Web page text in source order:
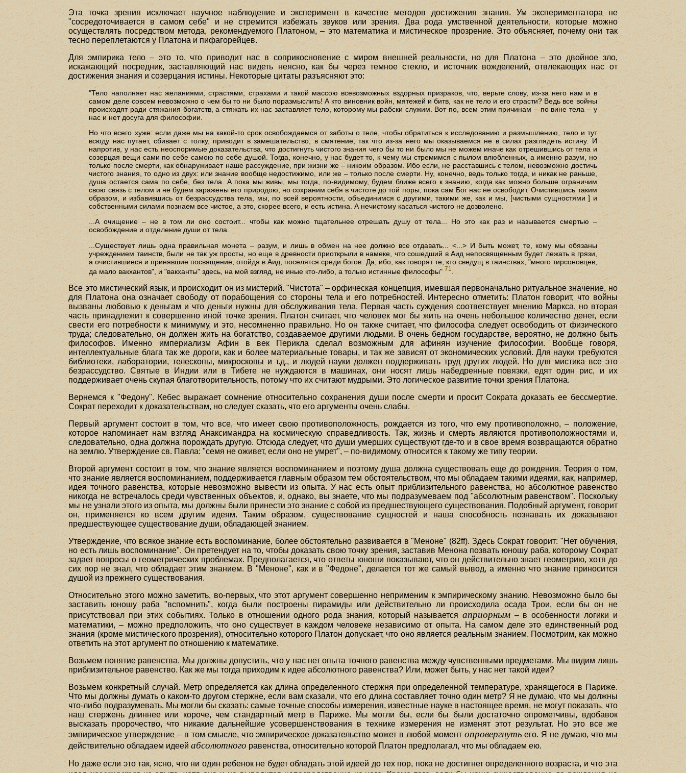
Эта точка зрения исключает научное наблюдение и эксперимент в качестве методов достижения знания. Ум экспериментатора не
"сосредоточивается в самом себе" и не стремится избежать звуков или зрения. Два рода умственной деятельности, которые можно
осуществлять посредством метода, рекомендуемого Платоном, – это математика и мистическое прозрение. Это объясняет, почему они так
тесно переплетаются у Платона и пифагорейцев.
Для эмпирика тело – это то, что приводит нас в соприкосновение с миром внешней реальности, но для Платона – это двойное зло,
искажающий посредник, заставляющий нас видеть неясно, как бы через темное стекло, и источник вожделений, отвлекающих нас от
достижения знания и созерцания истины. Некоторые цитаты разъясняют это:
"Тело наполняет нас желаниями, страстями, страхами и такой массою всевозможных вздорных призраков, что, верьте слову, из-за него нам и в
самом деле совсем невозможно о чем бы то ни было поразмыслить! А кто виновник войн, мятежей и битв, как не тело и его страсти? Ведь все войны
происходят ради стяжания богатств, а стяжать их нас заставляет тело, которому мы рабски служим. Вот по, всем этим причинам – по вине тела – у
нас и нет досуга для философии.
Но что всего хуже: если даже мы на какой-то срок освобождаемся от заботы о теле, чтобы обратиться к исследованию и размышлению, тело и тут
всюду нас путает, сбивает с толку, приводит в замешательство, в смятение, так что из-за него мы оказываемся не в силах разглядеть истину. И
напротив, у нас есть неоспоримые доказательства, что достигнуть чистого знания чего бы то ни было мы не можем иначе как отрешившись от тела и
созерцая вещи сами по себе самою по себе душой. Тогда, конечно, у нас будет то, к чему мы стремимся с пылом влюбленных, а именно разум, но
только после смерти, как обнаруживает наше рассуждение, при жизни же – никоим образом. Ибо если, не расставшись с телом, невозможно достичь
чистого знания, то одно из двух: или знание вообще недостижимо, или же – только после смерти. Ну, конечно, ведь только тогда, и никак не раньше,
душа остается сама по себе, без тела. А пока мы живы, мы тогда, по-видимому, будем ближе всего к знанию, когда как можно больше ограничим
свою связь с телом и не будем заражены его природою, но сохраним себя в чистоте до той поры, пока сам Бог нас не освободит. Очистившись таким
образом, и избавившись от безрассудства тела, мы, по всей вероятности, объединимся с другими, такими же, как и мы, [чистыми сущностями ] и
собственными силами познаем все чистое, а это, скорее всего, и есть истина. А нечистому касаться чистого не дозволено.
...А очищение – не в том ли оно состоит... чтобы как можно тщательнее отрешать душу от тела... Но это как раз и называется смертью –
освобождение и отделение души от тела.
...Существует лишь одна правильная монета – разум, и лишь в обмен на нее должно все отдавать... <...> И быть может, те, кому мы обязаны
учреждением таинств, были не так уж просты, но еще в древности приоткрыли в намеке, что сошедший в Аид непосвященным будет лежать в грязи,
а очистившиеся и принявшие посвящение, отойдя в Аид, поселятся среди богов. Да, ибо, как говорят те, кто сведущ в таинствах, "много тирсоновцев,
да мало вакхантов", и "вакханты" здесь, на мой взгляд, не иные кто-либо, а только истинные философы"71 .
Все это мистический язык, и происходит он из мистерий. "Чистота" – орфическая концепция, имевшая первоначально ритуальное значение, но
для Платона она означает свободу от порабощения со стороны тела и его потребностей. Интересно отметить: Платон говорит, что войны
вызваны любовью к деньгам и что деньги нужны для обслуживания тела. Первая часть суждения соответствует мнению Маркса, но вторая
часть принадлежит к совершенно иной точке зрения. Платон считает, что человек мог бы жить на очень небольшое количество денег, если
свести его потребности к минимуму, и это, несомненно правильно. Но он также считает, что философа следует освободить от физического
труда; следовательно, он должен жить на богатство, создаваемое другими людьми. В очень бедном государстве, вероятно, не должно быть
философов. Именно империализм Афин в век Перикла сделал возможным для афинян изучение философии. Вообще говоря,
интеллектуальные блага так же дороги, как и более материальные товары, и так же зависят от экономических условий. Для науки требуются
библиотеки, лаборатории, телескопы, микроскопы и т.д., и людей науки должен поддерживать труд других людей. Но для мистика все это
безрассудство. Святые в Индии или в Тибете не нуждаются в машинах, они носят лишь набедренные повязки, едят один рис, и их
поддерживает очень скупая благотворительность, потому что их считают мудрыми. Это логическое развитие точки зрения Платона.
Вернемся к "Федону". Кебес выражает сомнение относительно сохранения души после смерти и просит Сократа доказать ее бессмертие.
Сократ переходит к доказательствам, но следует сказать, что его аргументы очень слабы.
Первый аргумент состоит в том, что все, что имеет свою противоположность, рождается из того, что ему противоположно, – положение,
которое напоминает нам взгляд Анаксимандра на космическую справедливость. Так, жизнь и смерть являются противоположностями и,
следовательно, одна должна порождать другую. Отсюда следует, что души умерших существуют где-то и в свое время возвращаются обратно
на землю. Утверждение св. Павла: "семя не оживет, если оно не умрет", – по-видимому, относится к такому же типу теории.
Второй аргумент состоит в том, что знание является воспоминанием и поэтому душа должна существовать еще до рождения. Теория о том,
что знание является воспоминанием, поддерживается главным образом тем обстоятельством, что мы обладаем такими идеями, как, например,
идея точного равенства, которые невозможно вывести из опыта. У нас есть опыт приблизительного равенства, но абсолютное равенство
никогда не встречалось среди чувственных объектов, и, однако, вы знаете, что мы подразумеваем под "абсолютным равенством". Поскольку
мы не узнали этого из опыта, мы должны были принести это знание с собой из предшествующего существования. Подобный аргумент, говорит
он, применяется ко всем другим идеям. Таким образом, существование сущностей и наша способность познавать их доказывают
предшествующее существование души, обладающей знанием.
Утверждение, что всякое знание есть воспоминание, более обстоятельно развивается в "Меноне" (82ff). Здесь Сократ говорит: "Нет обучения,
но есть лишь воспоминание". Он претендует на то, чтобы доказать свою точку зрения, заставив Менона позвать юношу раба, которому Сократ
задает вопросы о геометрических проблемах. Предполагается, что ответы юноши показывают, что он действительно знает геометрию, хотя до
сих пор не знал, что обладает этим знанием. В "Меноне", как и в "Федоне", делается тот же самый вывод, а именно что знание приносится
душой из прежнего существования.
Относительно этого можно заметить, во-первых, что этот аргумент совершенно неприменим к эмпирическому знанию. Невозможно было бы
заставить юношу раба "вспомнить", когда были построены пирамиды или действительно ли происходила осада Трои, если бы он не
присутствовал при этих событиях. Только в отношении одного рода знания, который называетсяаприорным – в особенности логики и
математики, – можно предположить, что оно существует в каждом человеке независимо от опыта. На самом деле это единственный род
знания (кроме мистического прозрения), относительно которого Платон допускает, что оно является реальным знанием. Посмотрим, как можно
ответить на этот аргумент по отношению к математике.
Возьмем понятие равенства. Мы должны допустить, что у нас нет опыта точного равенства между чувственными предметами. Мы видим лишь
приблизительное равенство. Как же мы тогда приходим к идее абсолютного равенства? Или, может быть, у нас нет такой идеи?
Возьмем конкретный случай. Метр определяется как длина определенного стержня при определенной температуре, хранящегося в Париже.
Что мы должны думать о каком-то другом стержне, если вам сказали, что его длина составляет точно один метр? Я не думаю, что мы должны
что-либо подразумевать. Мы могли бы сказать: самые точные способы измерения, известные науке в настоящее время, не могут показать, что
наш стержень длиннее или короче, чем стандартный метр в Париже. Мы могли бы, если бы были достаточно опрометчивы, вдобавок
высказать пророчество, что никакие дальнейшие усовершенствования в технике измерения не изменят этот результат. Но это все же
эмпирическое утверждение – в том смысле, что эмпирическое доказательство может в любой моментопровергнуть его. Я не думаю, что мы
действительно обладаем идеейабсолютного равенства, относительно которой Платон предполагал, что мы обладаем ею.
Но даже если это так, ясно, что ни один ребенок не будет обладать этой идеей до тех пор, пока не достигнет определенного возраста, и что эта